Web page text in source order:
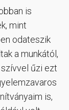
is
mint
odateszik
a munkától,
szívvel űzi ezt
is,